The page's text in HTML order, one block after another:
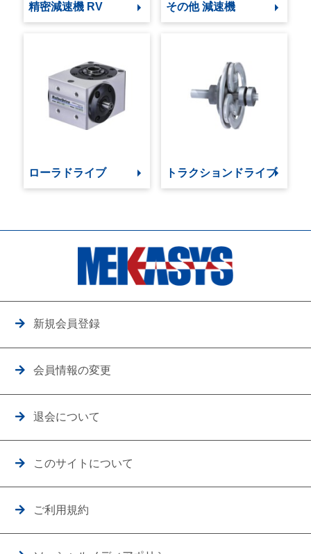
精密減速機 RV その他 減速機
ローラドライブ トラクションドライブ
新規会員登録
会員情報の変更
退会について
このサイトについて
ご利用規約